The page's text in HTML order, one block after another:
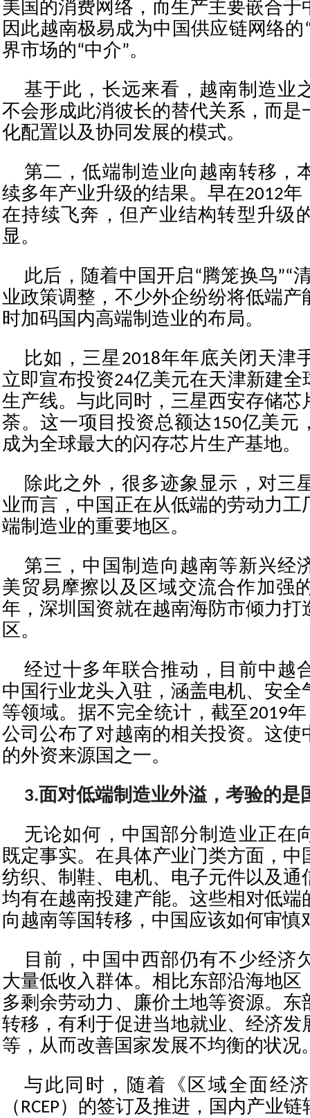
美国的消费网络，而生产主要嵌合于
因此越南极易成为中国供应链网络的
界市场的“中介”。
基于此，长远来看，越南制造业
不会形成此消彼长的替代关系，而是
化配置以及协同发展的模式。
第二，低端制造业向越南转移，
续多年产业升级的结果。早在2012
在持续飞奔，但产业结构转型升级
显。
此后，随着中国开启“腾笼换鸟”“
业政策调整，不少外企纷纷将低端产
时加码国内高端制造业的布局。
比如，三星2018年年底关闭天津
立即宣布投资24亿美元在天津新建全
生产线。与此同时，三星西安存储芯
荼。这一项目投资总额达150亿美元
成为全球最大的闪存芯片生产基地。
除此之外，很多迹象显示，对三
业而言，中国正在从低端的劳动力工
端制造业的重要地区。
第三，中国制造向越南等新兴经
美贸易摩擦以及区域交流合作加强
年，深圳国资就在越南海防市倾力打
区。
经过十多年联合推动，目前中越
中国行业龙头入驻，涵盖电机、安全
等领域。据不完全统计，截至2019
公司公布了对越南的相关投资。这使
的外资来源国之一。
3.面对低端制造业外溢，考验的是
无论如何，中国部分制造业正在
既定事实。在具体产业门类方面，中
纺织、制鞋、电机、电子元件以及通
均有在越南投建产能。这些相对低端
向越南等国转移，中国应该如何审慎
目前，中国中西部仍有不少经济
大量低收入群体。相比东部沿海地区
多剩余劳动力、廉价土地等资源。东
转移，有利于促进当地就业、经济发
等，从而改善国家发展不均衡的状况
与此同时，随着《区域全面经
（RCEP）的签订及推进，国内产业